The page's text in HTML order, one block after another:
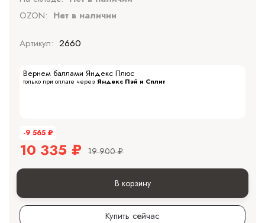
OZON: Нет в наличии
Артикул: 2660
Вернем баллами Яндекс Плюс
только при оплате через Яндекс Пэй и Сплит
-9 565 ₽
10 335 ₽ 19 900 ₽
В корзину
Купить сейчас